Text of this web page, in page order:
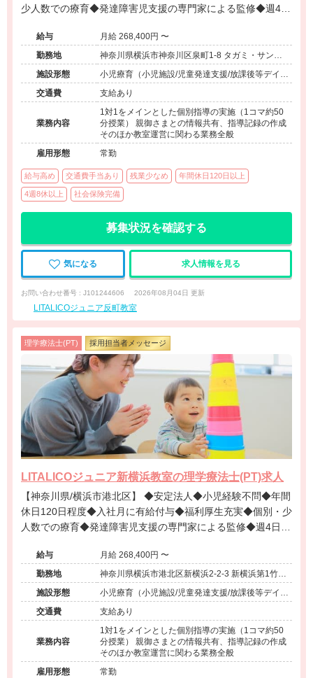
少人数での療育◆発達障害児支援の専門家による監修◆週4日
給与
月給 268,400円 〜
勤務地
神奈川県横浜市神奈川区泉町1-8 タガミ・サンビ
ューティビル2F
施設形態
小児療育（小児施設/児童発達支援/放課後等デイサ
ービス）
交通費 支給あり
業務内容
1対1をメインとした個別指導の実施（1コマ約50
分授業） 親御さまとの情報共有、指導記録の作成
そのほか教室運営に関わる業務全般
雇用形態
常勤
給与高め 交通費手当あり 残業少なめ 年間休日120日以上
4週8休以上 社会保険完備
募集状況を確認する
気になる 求人情報を見る
お問い合わせ番号 : J101244606 2026年08月04日 更新
LITALICOジュニア反町教室
理学療法士(PT) 採用担当者メッセージ
LITALICOジュニア新横浜教室の理学療法士(PT)求人
【神奈川県/横浜市港北区】 ◆安定法人◆小児経験不問◆年間
休日120日程度◆入社月に有給付与◆福利厚生充実◆個別・少
人数での療育◆発達障害児支援の専門家による監修◆週4日勤
給与
月給 268,400円 〜
勤務地
神奈川県横浜市港北区新横浜2-2-3 新横浜第1竹生
ビル2階
施設形態
小児療育（小児施設/児童発達支援/放課後等デイサ
ービス）
交通費 支給あり
業務内容
1対1をメインとした個別指導の実施（1コマ約50
分授業） 親御さまとの情報共有、指導記録の作成
そのほか教室運営に関わる業務全般
雇用形態
常勤